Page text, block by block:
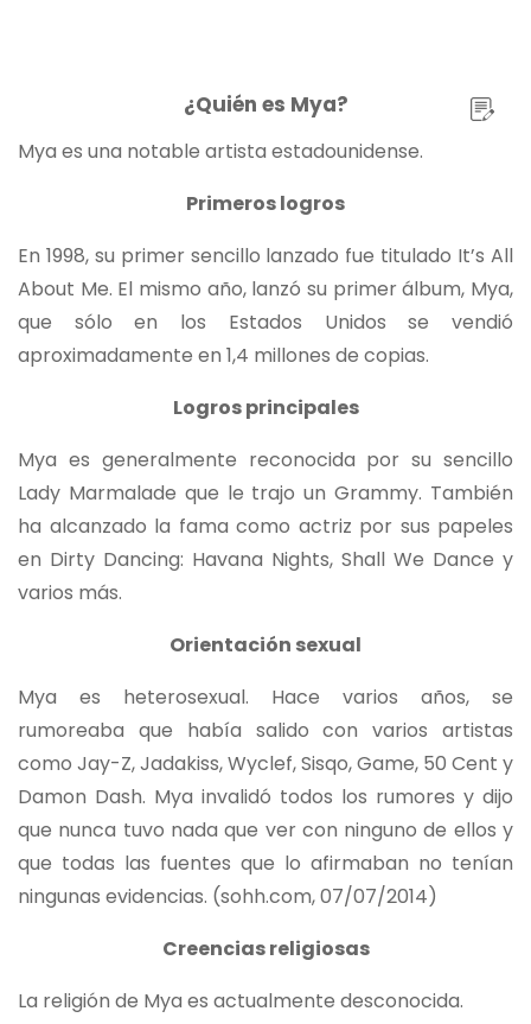
¿Quién es Mya?
Mya es una notable artista estadounidense.
Primeros logros
En 1998, su primer sencillo lanzado fue titulado It’s All
About Me. El mismo año, lanzó su primer álbum, Mya,
que sólo en los Estados Unidos se vendió
aproximadamente en 1,4 millones de copias.
Logros principales
Mya es generalmente reconocida por su sencillo
Lady Marmalade que le trajo un Grammy. También
ha alcanzado la fama como actriz por sus papeles
en Dirty Dancing: Havana Nights, Shall We Dance y
varios más.
Orientación sexual
Mya es heterosexual. Hace varios años, se
rumoreaba que había salido con varios artistas
como Jay-Z, Jadakiss, Wyclef, Sisqo, Game, 50 Cent y
Damon Dash. Mya invalidó todos los rumores y dijo
que nunca tuvo nada que ver con ninguno de ellos y
que todas las fuentes que lo afirmaban no tenían
ningunas evidencias. (sohh.com, 07/07/2014)
Creencias religiosas
La religión de Mya es actualmente desconocida.